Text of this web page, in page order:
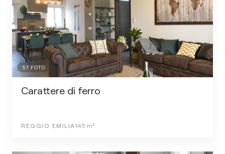
57 FOTO
Carattere di ferro
REGGIO EMILIA 145 m²